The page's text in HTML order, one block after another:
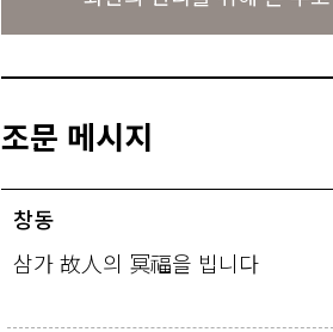
조문 메시지
창동
삼가 故人의 冥福을 빕니다